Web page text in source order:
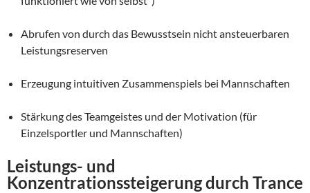
Abrufen von durch das Bewusstsein nicht ansteuerbaren
Leistungsreserven
Erzeugung intuitiven Zusammenspiels bei Mannschaften
Stärkung des Teamgeistes und der Motivation (für
Einzelsportler und Mannschaften)
Leistungs- und
Konzentrationssteigerung durch Trance